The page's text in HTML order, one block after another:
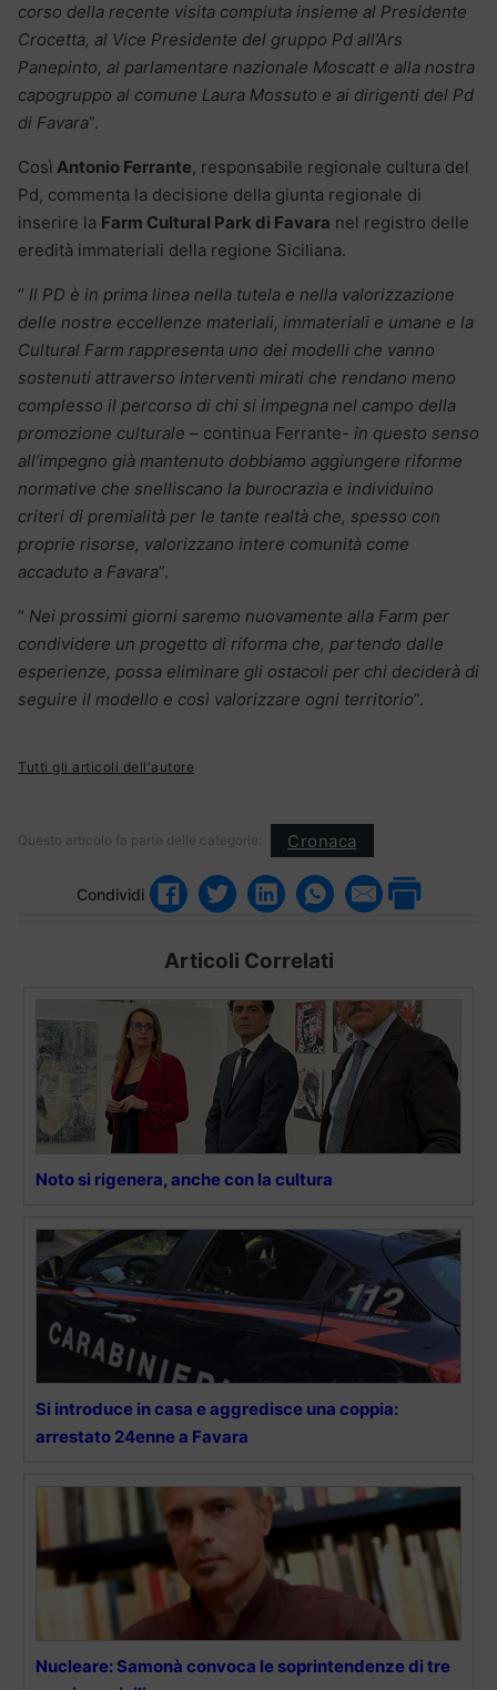
corso della recente visita compiuta insieme al Presidente
Crocetta, al Vice Presidente del gruppo Pd all’Ars
Panepinto, al parlamentare nazionale Moscatt e alla nostra
capogruppo al comune Laura Mossuto e ai dirigenti del Pd
di Favara”.
Così Antonio Ferrante, responsabile regionale cultura del
Pd, commenta la decisione della giunta regionale di
inserire la Farm Cultural Park di Favara nel registro delle
eredità immateriali della regione Siciliana.
“ Il PD è in prima linea nella tutela e nella valorizzazione
delle nostre eccellenze materiali, immateriali e umane e la
Cultural Farm rappresenta uno dei modelli che vanno
sostenuti attraverso interventi mirati che rendano meno
complesso il percorso di chi si impegna nel campo della
promozione culturale – continua Ferrante- in questo senso
all’impegno già mantenuto dobbiamo aggiungere riforme
normative che snelliscano la burocrazia e individuino
criteri di premialità per le tante realtà che, spesso con
proprie risorse, valorizzano intere comunità come
accaduto a Favara”.
“ Nei prossimi giorni saremo nuovamente alla Farm per
condividere un progetto di riforma che, partendo dalle
esperienze, possa eliminare gli ostacoli per chi deciderà di
seguire il modello e così valorizzare ogni territorio”.
Tutti gli articoli dell'autore
Questo articolo fa parte delle categorie: Cronaca
Condividi
Articoli Correlati
Noto si rigenera, anche con la cultura
Si introduce in casa e aggredisce una coppia:
arrestato 24enne a Favara
Nucleare: Samonà convoca le soprintendenze di tre